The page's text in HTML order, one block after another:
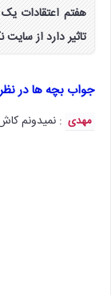
هفتم اعتقادات
تاثیر دارد از
جواب بچه ها در
مهدی : نمیدونم